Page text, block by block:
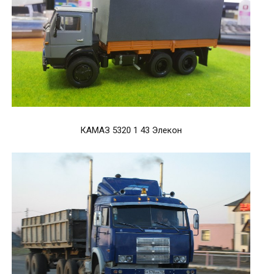
КАМАЗ 5320 1 43 Элекон